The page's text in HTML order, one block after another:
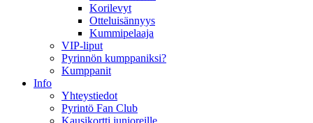
Korilevyt
Otteluisännyys
Kummipelaaja
VIP-liput
Pyrinnön kumppaniksi?
Kumppanit
Info
Yhteystiedot
Pyrintö Fan Club
Kausikortti junioreille